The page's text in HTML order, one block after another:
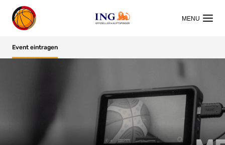
OFFIZIELLER HAUPTSPONSOR
Event eintragen